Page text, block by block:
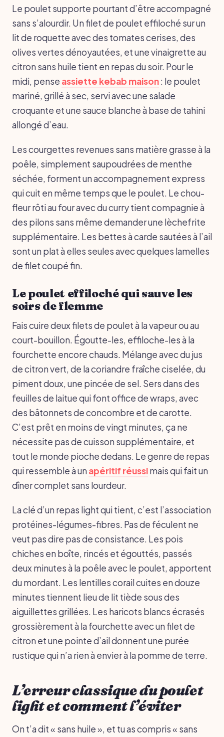
Le poulet supporte pourtant d’être accompagné
sans s’alourdir. Un filet de poulet effiloché sur un
lit de roquette avec des tomates cerises, des
olives vertes dénoyautées, et une vinaigrette au
citron sans huile tient en repas du soir. Pour le
midi, pense assiette kebab maison: le poulet
mariné, grillé à sec, servi avec une salade
croquante et une sauce blanche à base de tahini
allongé d’eau.
Les courgettes revenues sans matière grasse à la
poêle, simplement saupoudrées de menthe
séchée, forment un accompagnement express
qui cuit en même temps que le poulet. Le chou-
fleur rôti au four avec du curry tient compagnie à
des pilons sans même demander une lèchefrite
supplémentaire. Les bettes à carde sautées à l’ail
sont un plat à elles seules avec quelques lamelles
de filet coupé fin.
Le poulet effiloché qui sauve les
soirs de flemme
Fais cuire deux filets de poulet à la vapeur ou au
court-bouillon. Égoutte-les, effiloche-les à la
fourchette encore chauds. Mélange avec du jus
de citron vert, de la coriandre fraîche ciselée, du
piment doux, une pincée de sel. Sers dans des
feuilles de laitue qui font office de wraps, avec
des bâtonnets de concombre et de carotte.
C’est prêt en moins de vingt minutes, ça ne
nécessite pas de cuisson supplémentaire, et
tout le monde pioche dedans. Le genre de repas
qui ressemble à un apéritif réussimais qui fait un
dîner complet sans lourdeur.
La clé d’un repas light qui tient, c’est l’association
protéines-légumes-fibres. Pas de féculent ne
veut pas dire pas de consistance. Les pois
chiches en boîte, rincés et égouttés, passés
deux minutes à la poêle avec le poulet, apportent
du mordant. Les lentilles corail cuites en douze
minutes tiennent lieu de lit tiède sous des
aiguillettes grillées. Les haricots blancs écrasés
grossièrement à la fourchette avec un filet de
citron et une pointe d’ail donnent une purée
rustique qui n’a rien à envier à la pomme de terre.
L’erreur classique du poulet
light et comment l’éviter
On t’a dit « sans huile », et tu as compris « sans